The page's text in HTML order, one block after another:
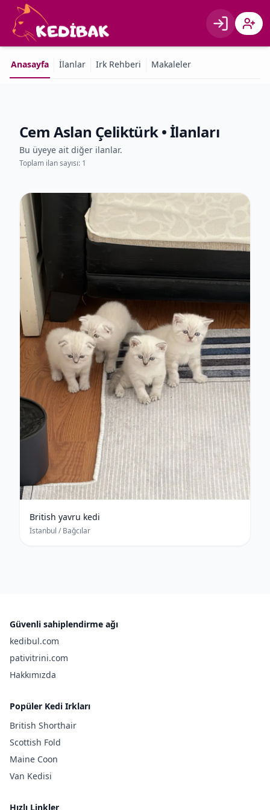
Giriş Kayıt
Anasayfa İlanlar Irk Rehberi Makaleler
Cem Aslan Çeliktürk• İlanları
Bu üyeye ait diğer ilanlar.
Toplam ilan sayısı: 1
British yavru kedi
İstanbul / Bağcılar
Güvenli sahiplendirme ağı
kedibul.com
pativitrini.com
Hakkımızda
Popüler Kedi Irkları
British Shorthair
Scottish Fold
Maine Coon
Van Kedisi
Hızlı Linkler